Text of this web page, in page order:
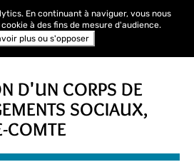
D'UN CORPS DE
SOCIAUX,
COMTE
En continuant à naviguer, vous nous
à des fins de mesure d'audience.
plus ou s'opposer